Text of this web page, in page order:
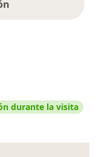
durante la visita